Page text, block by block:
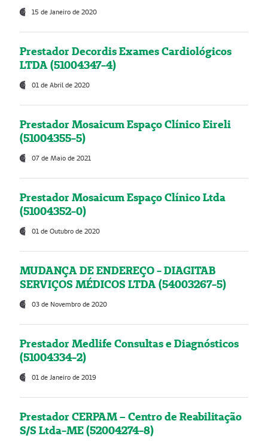
15 de Janeiro de 2020
Prestador Decordis Exames Cardiológicos
LTDA (51004347-4)
01 de Abril de 2020
Prestador Mosaicum Espaço Clínico Eireli
(51004355-5)
07 de Maio de 2021
Prestador Mosaicum Espaço Clínico Ltda
(51004352-0)
01 de Outubro de 2020
MUDANÇA DE ENDEREÇO - DIAGITAB
SERVIÇOS MÉDICOS LTDA (54003267-5)
03 de Novembro de 2020
Prestador Medlife Consultas e Diagnósticos
(51004334-2)
01 de Janeiro de 2019
Prestador CERPAM – Centro de Reabilitação
S/S Ltda-ME (52004274-8)